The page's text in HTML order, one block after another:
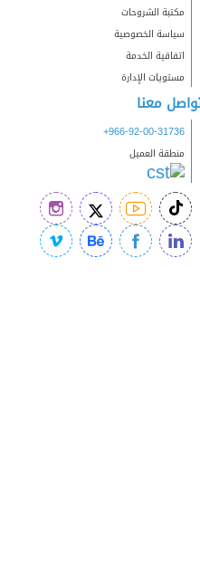
مكتبة الشروحات
سياسة الخصوصية
اتفاقية الخدمة
مستويات الإدارة
معنا
+966-92-00-31736
منطقة العميل